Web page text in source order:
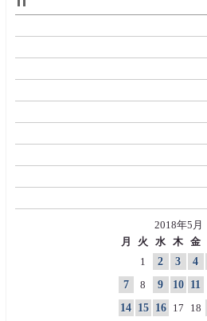
2018年5月
月
火 水 木 金
1 2 3 4
7
8 9 10 11
14 15 16 17 18